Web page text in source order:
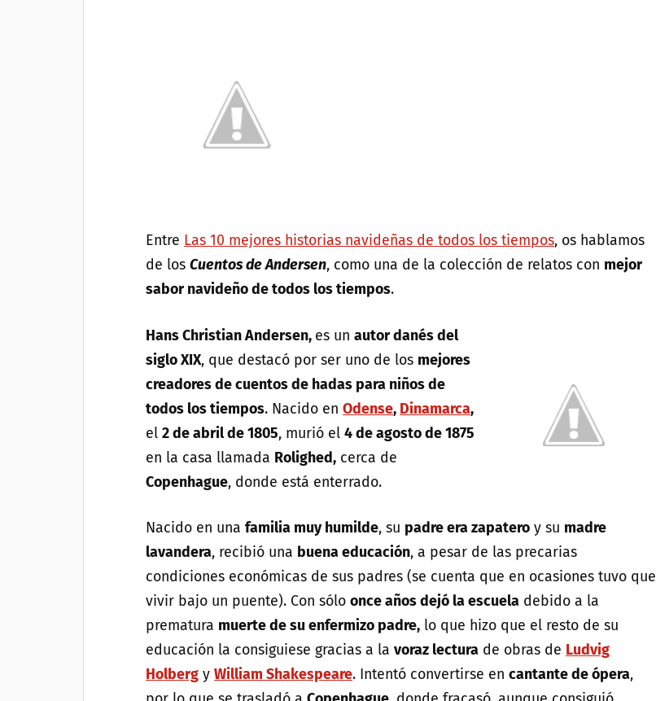
Entre Las 10 mejores historias navideñas de todos los tiempos, os hablamos
de losCuentos de Andersen, como una de la colección de relatos con mejor
sabor navideño de todos los tiempos.
Hans Christian Andersen, es unautor danés del
siglo XIX, que destacó por ser uno de los mejores
creadores de cuentos de hadas para niños de
todos los tiempos. Nacido enOdense, Dinamarca,
el2 de abril de 1805, murió el4 de agosto de 1875
en la casa llamada Rolighed, cerca de
Copenhague, donde está enterrado.
Nacido en unafamilia muy humilde, su padre era zapatero y su madre
lavandera, recibió una buena educación, a pesar de las precarias
condiciones económicas de sus padres (se cuenta que en ocasiones tuvo que
vivir bajo un puente). Con sóloonce años dejó la escuela debido a la
prematura muerte de su enfermizo padre, lo que hizo que el resto de su
educación la consiguiese gracias a lavoraz lectura de obras de Ludvig
Holberg yWilliam Shakespeare. Intentó convertirse encantante de ópera,